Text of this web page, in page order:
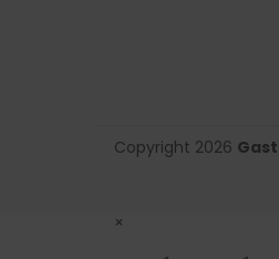
Copyright 2026
×